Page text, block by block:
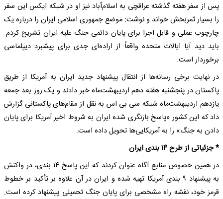
پس از سفر هفته گذشته عراقچی به اسلام‌آباد نیز او در شبکه ایکس این سفر
را بسیار ثمربخش خواند و نوشت: موضع جمهوری اسلامی ایران را درباره یک
چارچوب عملی و قابل اجرا برای پایان دائمی جنگ علیه ایران تشریح کردم.
باید دید آیا ایالات متحده واقعاً از اراده‌ای جدی برای پیشبرد دیپلماسی
برخوردار است.
در نهایت برخی رسانه‌ها از انتقال پیشنهاد جدید ایران به آمریکا از طریق
پاکستان در پنجشنبه هفته دهم ‌اردیبهشت‌ماه خبر دادند و یک روز بعد جمعه
یازدهم اردیبهشت‌ماه شبکه سی‌.بی‌.اس به نقل از مقام‌های پاکستانی گزارش
داد که این کشور «پاسخ بازنگری‌ شده ایران به شروط اخیر آمریکا برای پایان
دادن به جنگ» را به آمریکایی‌ها تحویل داده است.
* جزئیاتی از طرح ۱۴ بندی ایران
در همین خصوص منابع آگاه عنوان کردند که این پاسخ ۱۴ بندی، در واکنش
به پیشنهاد ۹ بندی آمریکا تهیه شده و ایران در آن علاوه بر تأکید بر خطوط
قرمز خود، نقشه راه مشخصی برای پایان جنگ تحمیلی پیشنهاد کرده است.